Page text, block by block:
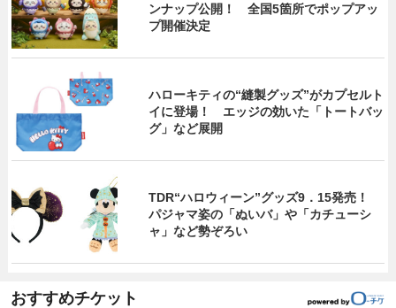
ンナップ公開！ 全国5箇所でポップアッ
プ開催決定
ハローキティの“縫製グッズ”がカプセルト
イに登場！ エッジの効いた「トートバッ
グ」など展開
TDR“ハロウィーン”グッズ9．15発売！
パジャマ姿の「ぬいバ」や「カチューシ
ャ」など勢ぞろい
おすすめチケット